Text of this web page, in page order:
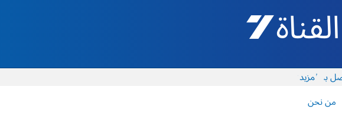
القناة 7 - أروتس شيفع
بنا
من نحن
المزيد